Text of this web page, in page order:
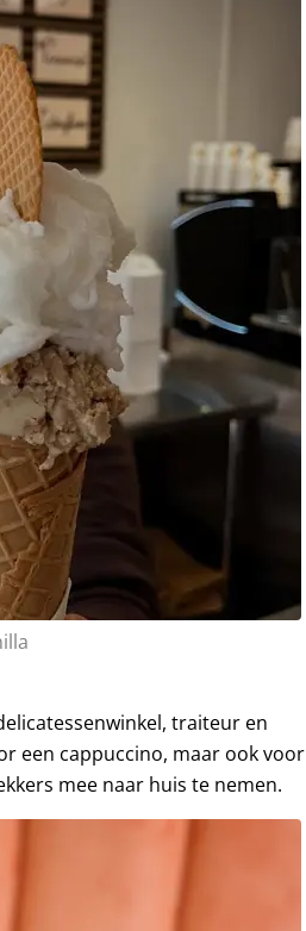
traiteur en
een cappuccino, maar ook voor
mee naar huis te nemen.